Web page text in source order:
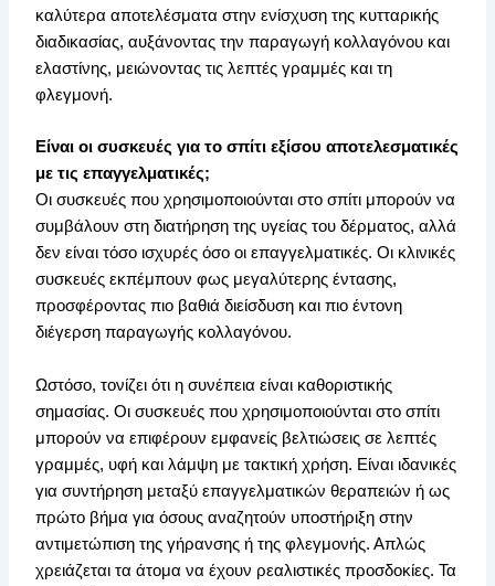
καλύτερα αποτελέσματα στην ενίσχυση της κυτταρικής
διαδικασίας, αυξάνοντας την παραγωγή κολλαγόνου και
ελαστίνης, μειώνοντας τις λεπτές γραμμές και τη
φλεγμονή.
Είναι οι συσκευές για το σπίτι εξίσου αποτελεσματικές
με τις επαγγελματικές;
Οι συσκευές που χρησιμοποιούνται στο σπίτι μπορούν να
συμβάλουν στη διατήρηση της υγείας του δέρματος, αλλά
δεν είναι τόσο ισχυρές όσο οι επαγγελματικές. Οι κλινικές
συσκευές εκπέμπουν φως μεγαλύτερης έντασης,
προσφέροντας πιο βαθιά διείσδυση και πιο έντονη
διέγερση παραγωγής κολλαγόνου.
Ωστόσο, τονίζει ότι η συνέπεια είναι καθοριστικής
σημασίας. Οι συσκευές που χρησιμοποιούνται στο σπίτι
μπορούν να επιφέρουν εμφανείς βελτιώσεις σε λεπτές
γραμμές, υφή και λάμψη με τακτική χρήση. Είναι ιδανικές
για συντήρηση μεταξύ επαγγελματικών θεραπειών ή ως
πρώτο βήμα για όσους αναζητούν υποστήριξη στην
αντιμετώπιση της γήρανσης ή της φλεγμονής. Απλώς
χρειάζεται τα άτομα να έχουν ρεαλιστικές προσδοκίες. Τα